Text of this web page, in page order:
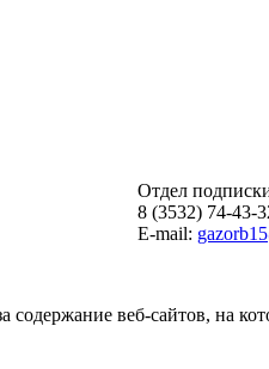
Отдел
8 (3532) 74-43-
E-mail:
содержание веб-сайтов, на